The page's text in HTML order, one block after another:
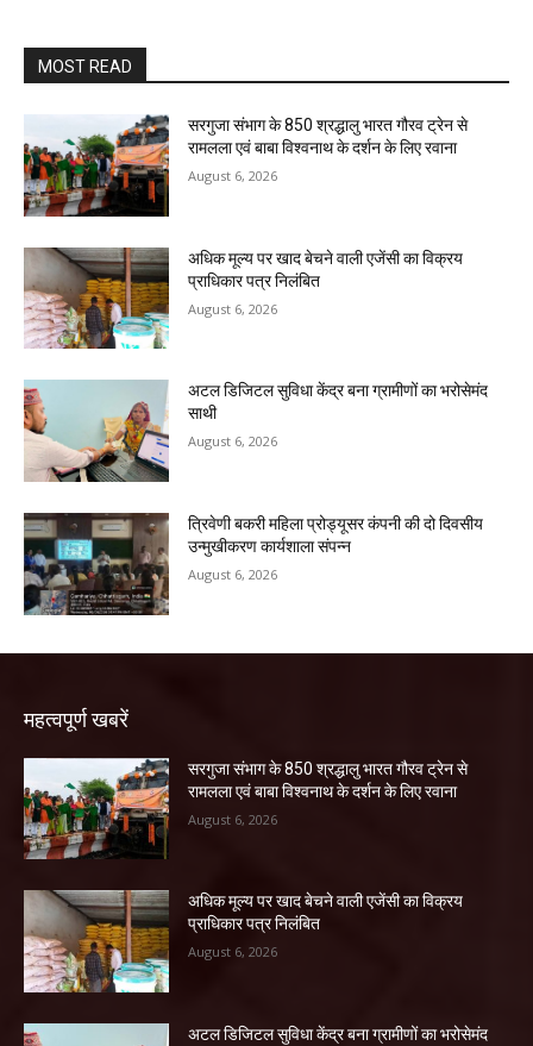
MOST READ
सरगुजा संभाग के 850 श्रद्धालु भारत गौरव ट्रेन से
रामलला एवं बाबा विश्वनाथ के दर्शन के लिए रवाना
August 6, 2026
अधिक मूल्य पर खाद बेचने वाली एजेंसी का विक्रय
प्राधिकार पत्र निलंबित
August 6, 2026
अटल डिजिटल सुविधा केंद्र बना ग्रामीणों का भरोसेमंद
साथी
August 6, 2026
त्रिवेणी बकरी महिला प्रोड्यूसर कंपनी की दो दिवसीय
उन्मुखीकरण कार्यशाला संपन्न
August 6, 2026
महत्वपूर्ण खबरें
सरगुजा संभाग के 850 श्रद्धालु भारत गौरव ट्रेन से
रामलला एवं बाबा विश्वनाथ के दर्शन के लिए रवाना
August 6, 2026
अधिक मूल्य पर खाद बेचने वाली एजेंसी का विक्रय
प्राधिकार पत्र निलंबित
August 6, 2026
अटल डिजिटल सुविधा केंद्र बना ग्रामीणों का भरोसेमंद